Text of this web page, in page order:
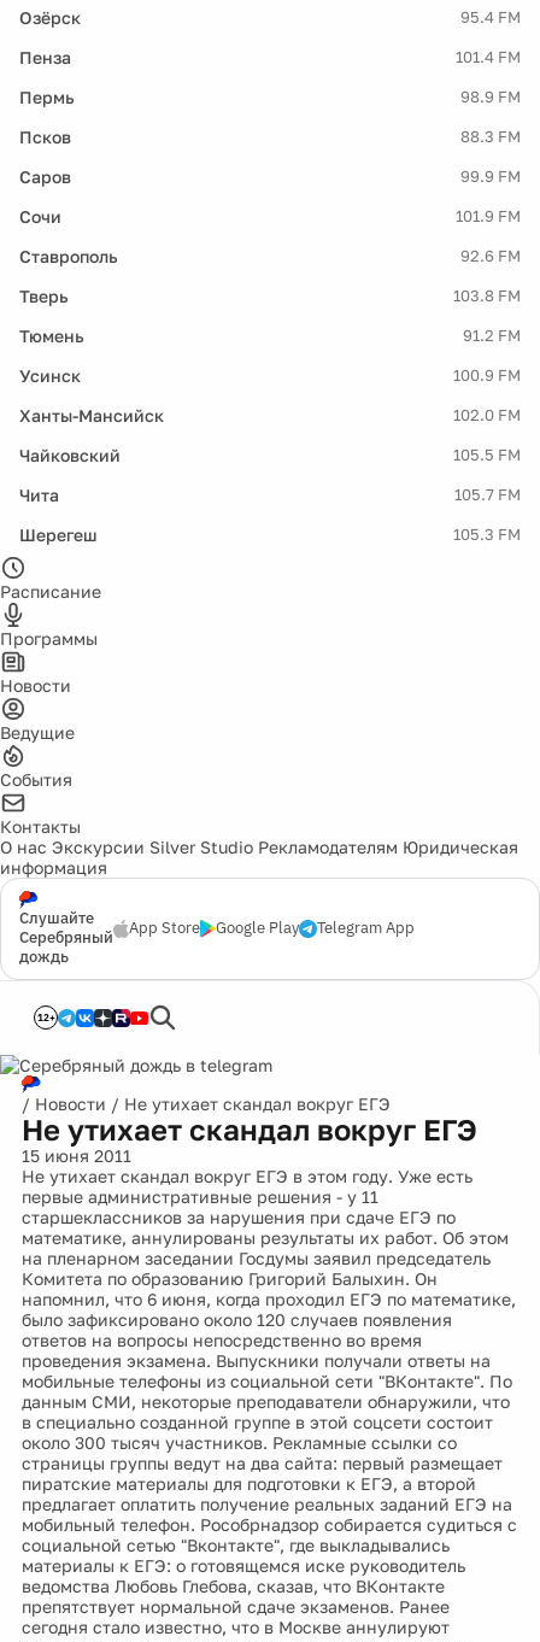
Озёрск 95.4 FM
Пенза 101.4 FM
Пермь 98.9 FM
Псков 88.3 FM
Саров 99.9 FM
Сочи 101.9 FM
Ставрополь 92.6 FM
Тверь 103.8 FM
Тюмень 91.2 FM
Усинск 100.9 FM
Ханты-Мансийск 102.0 FM
Чайковский 105.5 FM
Чита 105.7 FM
Шерегеш 105.3 FM
Расписание
Программы
Новости
Ведущие
События
Контакты
О нас Экскурсии Silver Studio Рекламодателям Юридическая
информация
Слушайте
Серебряный
дождь
App Store Google Play Telegram App
12+
/ Новости / Не утихает скандал вокруг ЕГЭ
Не утихает скандал вокруг ЕГЭ
15 июня 2011
Не утихает скандал вокруг ЕГЭ в этом году. Уже есть
первые административные решения - у 11
старшеклассников за нарушения при сдаче ЕГЭ по
математике, аннулированы результаты их работ. Об этом
на пленарном заседании Госдумы заявил председатель
Комитета по образованию Григорий Балыхин. Он
напомнил, что 6 июня, когда проходил ЕГЭ по математике,
было зафиксировано около 120 случаев появления
ответов на вопросы непосредственно во время
проведения экзамена. Выпускники получали ответы на
мобильные телефоны из социальной сети "ВКонтакте". По
данным СМИ, некоторые преподаватели обнаружили, что
в специально созданной группе в этой соцсети состоит
около 300 тысяч участников. Рекламные ссылки со
страницы группы ведут на два сайта: первый размещает
пиратские материалы для подготовки к ЕГЭ, а второй
предлагает оплатить получение реальных заданий ЕГЭ на
мобильный телефон. Рособрнадзор собирается судиться с
социальной сетью "Вконтакте", где выкладывались
материалы к ЕГЭ: о готовящемся иске руководитель
ведомства Любовь Глебова, сказав, что ВКонтакте
препятствует нормальной сдаче экзаменов. Ранее
сегодня стало известно, что в Москве аннулируют